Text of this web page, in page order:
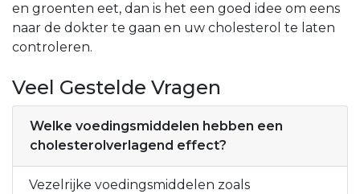
en groenten eet, dan is het een goed idee om eens
naar de dokter te gaan en uw cholesterol te laten
controleren.
Veel Gestelde Vragen
Welke voedingsmiddelen hebben een
cholesterolverlagend effect?
Vezelrijke voedingsmiddelen zoals